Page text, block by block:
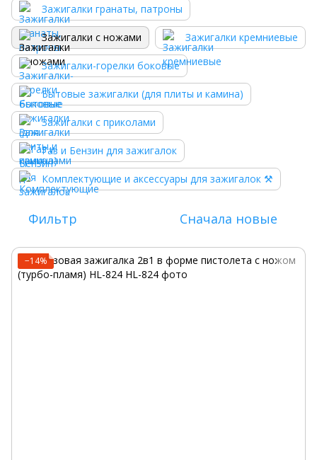
Зажигалки гранаты, патроны
Зажигалки с ножами Зажигалки кремниевые
Зажигалки-горелки боковые
Бытовые зажигалки (для плиты и камина)
Зажигалки с приколами
Газ и Бензин для зажигалок
Комплектующие и аксессуары для зажигалок ⚒️
Фильтр Сначала новые
−14%